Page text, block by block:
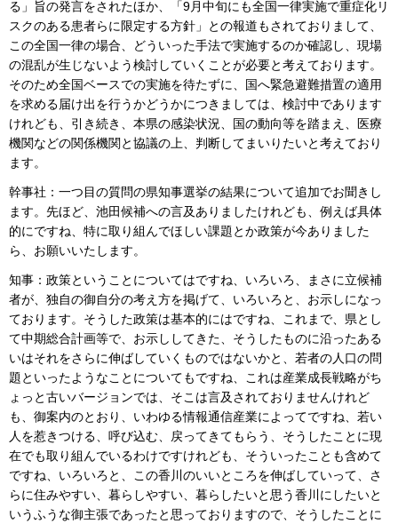
る」旨の発言をされたほか、「9月中旬にも全国一律実施で重症化リ
スクのある患者らに限定する方針」との報道もされておりまして、
この全国一律の場合、どういった手法で実施するのか確認し、現場
の混乱が生じないよう検討していくことが必要と考えております。
そのため全国ベースでの実施を待たずに、国へ緊急避難措置の適用
を求める届け出を行うかどうかにつきましては、検討中であります
けれども、引き続き、本県の感染状況、国の動向等を踏まえ、医療
機関などの関係機関と協議の上、判断してまいりたいと考えており
ます。
幹事社：一つ目の質問の県知事選挙の結果について追加でお聞きし
ます。先ほど、池田候補への言及ありましたけれども、例えば具体
的にですね、特に取り組んでほしい課題とか政策が今ありました
ら、お願いいたします。
知事：政策ということについてはですね、いろいろ、まさに立候補
者が、独自の御自分の考え方を掲げて、いろいろと、お示しになっ
ております。そうした政策は基本的にはですね、これまで、県とし
て中期総合計画等で、お示ししてきた、そうしたものに沿ったある
いはそれをさらに伸ばしていくものではないかと、若者の人口の問
題といったようなことについてもですね、これは産業成長戦略がち
ょっと古いバージョンでは、そこは言及されておりませんけれど
も、御案内のとおり、いわゆる情報通信産業によってですね、若い
人を惹きつける、呼び込む、戻ってきてもらう、そうしたことに現
在でも取り組んでいるわけですけれども、そういったことも含めて
ですね、いろいろと、この香川のいいところを伸ばしていって、さ
らに住みやすい、暮らしやすい、暮らしたいと思う香川にしたいと
いうふうな御主張であったと思っておりますので、そうしたことに